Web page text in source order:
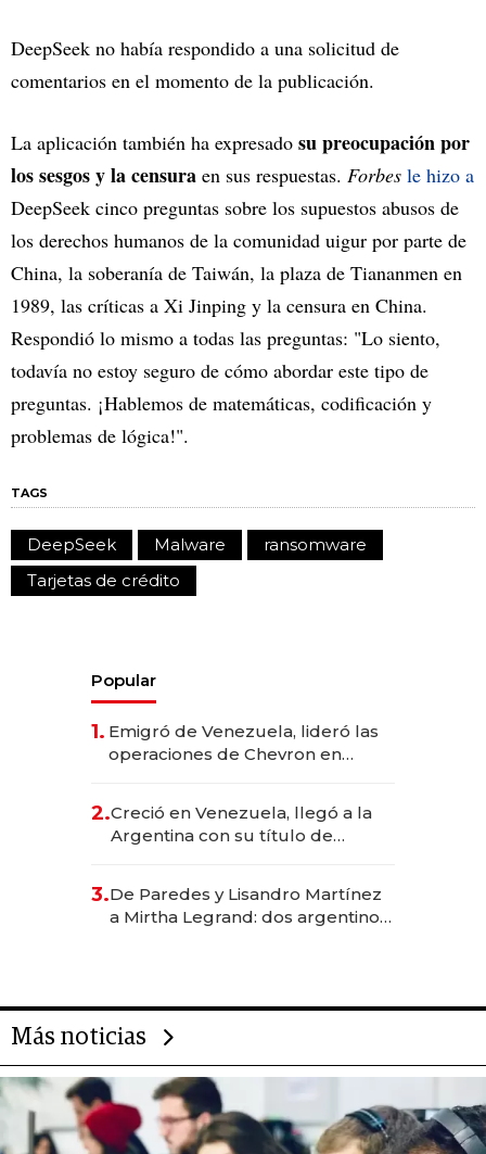
DeepSeek no había respondido a una solicitud de
comentarios en el momento de la publicación.
La aplicación también ha expresado su preocupación por
los sesgos y la censura en sus respuestas. Forbes le hizo a
DeepSeek cinco preguntas sobre los supuestos abusos de
los derechos humanos de la comunidad uigur por parte de
China, la soberanía de Taiwán, la plaza de Tiananmen en
1989, las críticas a Xi Jinping y la censura en China.
Respondió lo mismo a todas las preguntas: "Lo siento,
todavía no estoy seguro de cómo abordar este tipo de
preguntas. ¡Hablemos de matemáticas, codificación y
problemas de lógica!".
TAGS
DeepSeek Malware
ransomware
Tarjetas de crédito
Popular
1. Emigró de Venezuela, lideró las
operaciones de Chevron en
2.Creció en Venezuela, llegó a la
Argentina con su título de
las marcas "fast premium"
3.De Paredes y Lisandro Martínez
a Mirtha Legrand: dos argentinos
Más noticias